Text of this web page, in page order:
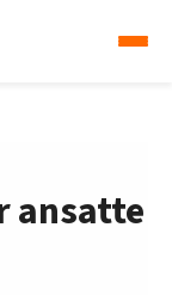
ansatte